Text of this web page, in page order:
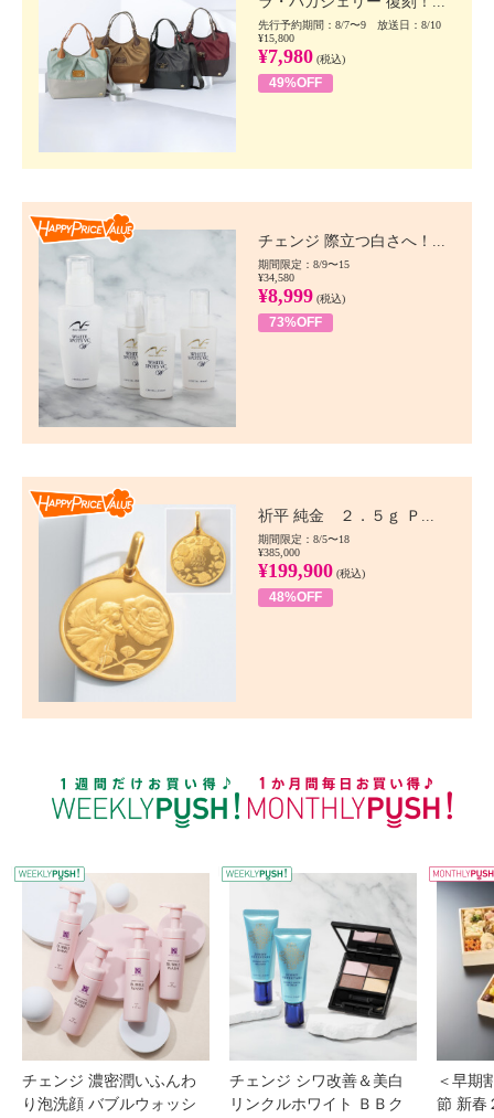
先行予約期間：8/7〜9 放送日：8/10
¥15,800
¥7,980 (税込)
49%OFF
チェンジ 際立つ白さへ！...
期間限定：8/9〜15
¥34,580
¥8,999 (税込)
73%OFF
祈平 純金 ２．５ｇ Ｐ...
期間限定：8/5〜18
¥385,000
¥199,900 (税込)
48%OFF
WEEKLY PUSH
チェンジ 濃密潤いふんわ
り泡洗顔 バブルウォッシ
チェンジ シワ改善＆美白
リンクルホワイト ＢＢク
＜早期
節 新春